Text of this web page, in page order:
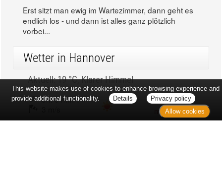
Erst sitzt man ewig im Wartezimmer, dann geht es
endlich los - und dann ist alles ganz plötzlich
vorbei...
Wetter in Hannover
Aktuell: 19 °C,Klarer Himmel
3h: 0 mm
min: 19 °C
max: 20 °C
This website makes use of cookies to enhance browsing experience and
provide additional functionality.
Details
Privacy policy
Allow cookies